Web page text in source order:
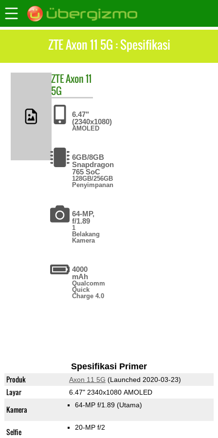
ZTE Axon 11 5G : Spesifikasi
ZTEAxon 11
5G
6.47"
(2340x1080)
AMOLED
6GB/8GB
Snapdragon
765 SoC
128GB/256GB
Penyimpanan
64-MP,
f/1.89
1
Belakang
Kamera
4000
mAh
Qualcomm
Quick
Charge 4.0
Spesifikasi Primer
Produk Axon 11 5G (Launched 2020-03-23)
Layar 6.47" 2340x1080 AMOLED
Kamera 64-MP f/1.89 (Utama)
Selfie 20-MP f/2